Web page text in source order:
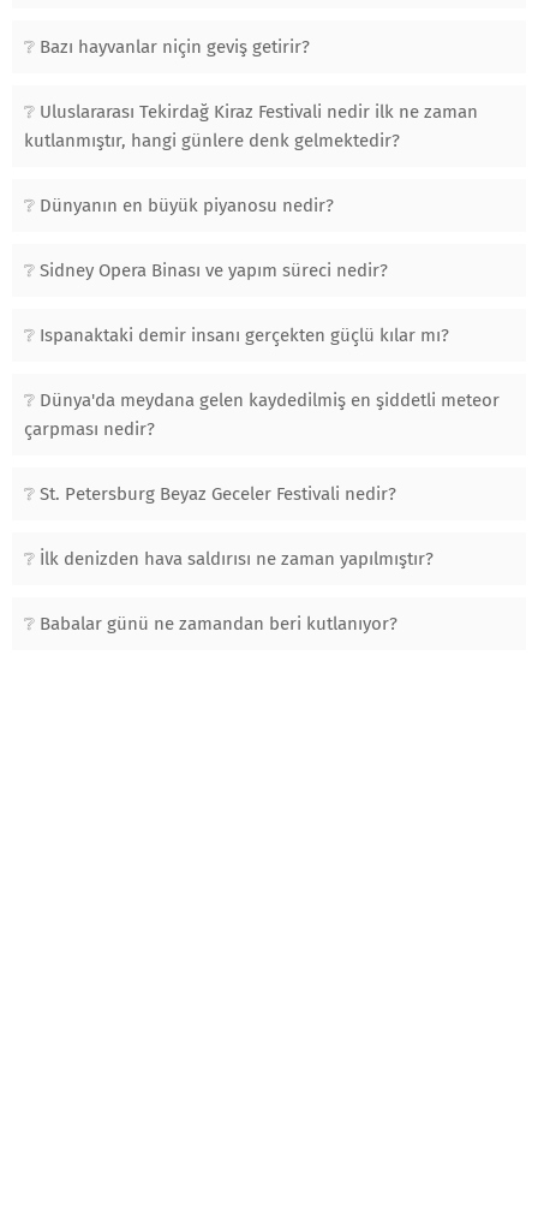
Bazı hayvanlar niçin geviş getirir?
Uluslararası Tekirdağ Kiraz Festivali nedir ilk ne zaman
kutlanmıştır, hangi günlere denk gelmektedir?
Dünyanın en büyük piyanosu nedir?
Sidney Opera Binası ve yapım süreci nedir?
Ispanaktaki demir insanı gerçekten güçlü kılar mı?
Dünya'da meydana gelen kaydedilmiş en şiddetli meteor
çarpması nedir?
St. Petersburg Beyaz Geceler Festivali nedir?
İlk denizden hava saldırısı ne zaman yapılmıştır?
Babalar günü ne zamandan beri kutlanıyor?